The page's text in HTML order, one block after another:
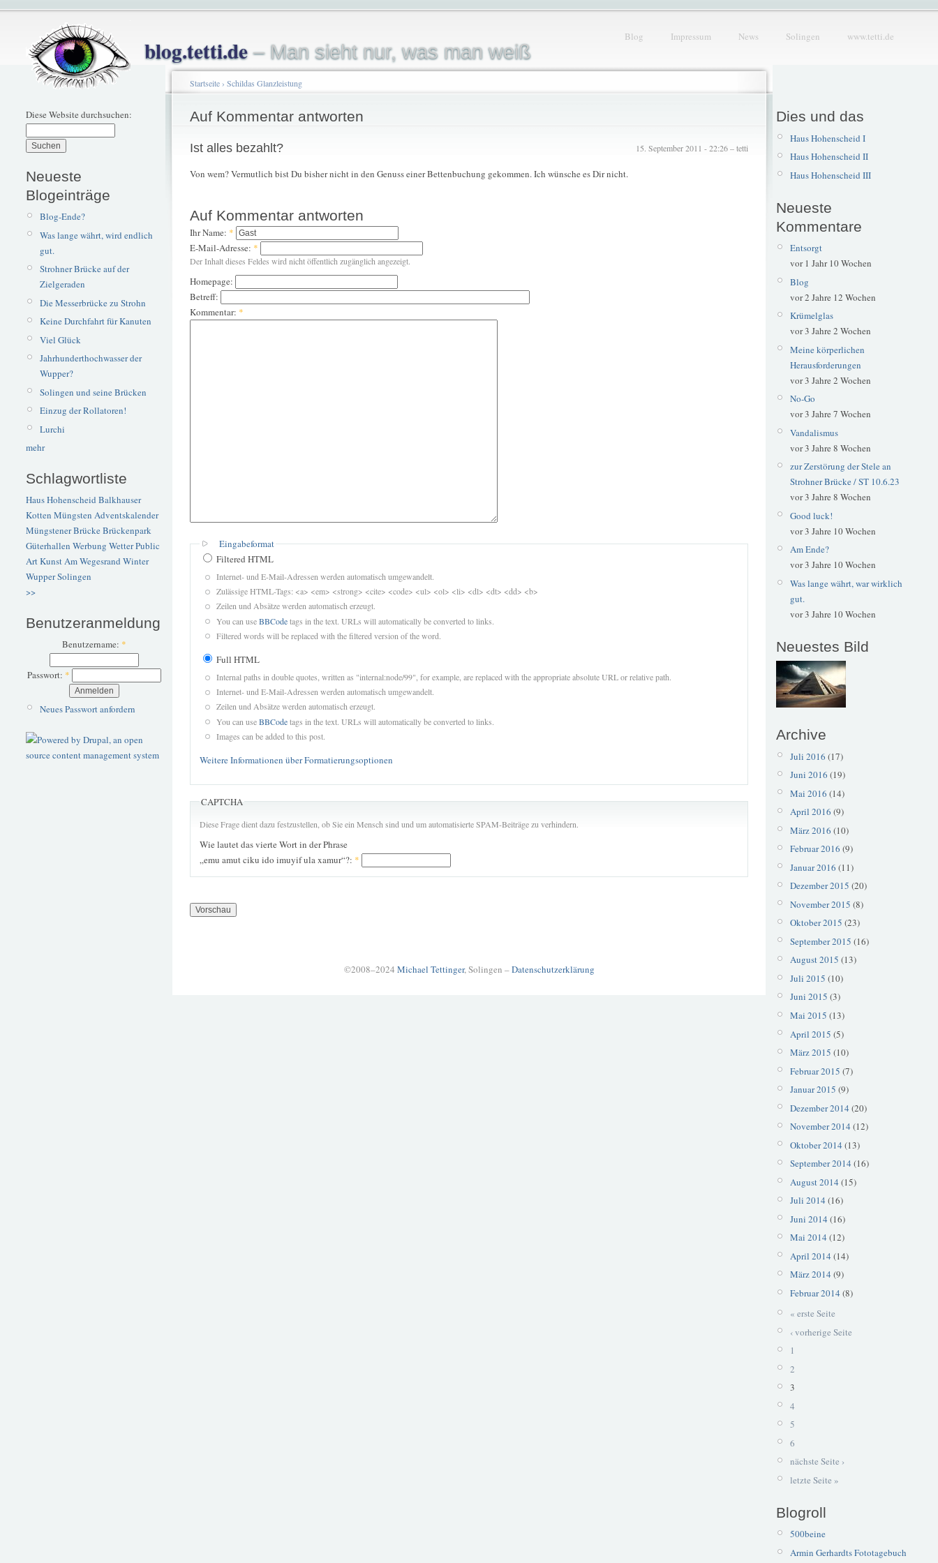
blog.tetti.de– Man sieht nur, was man weiß
Blog Impressum News Solingen www.tetti.de
Diese Website durchsuchen:
Neueste
Blogeinträge
Blog-Ende?
Was lange währt, wird endlich
gut.
Strohner Brücke auf der
Zielgeraden
Die Messerbrücke zu Strohn
Keine Durchfahrt für Kanuten
Viel Glück
Jahrhunderthochwasser der
Wupper?
Solingen und seine Brücken
Einzug der Rollatoren!
Lurchi
mehr
Schlagwortliste
Haus Hohenscheid Balkhauser
Kotten Müngsten Adventskalender
Müngstener BrückeBrückenpark
Güterhallen Werbung WetterPublic
ArtKunstAm Wegesrand Winter
WupperSolingen
>>
Benutzeranmeldung
Benutzername: *
Passwort: *
Neues Passwort anfordern
Startseite› Schildas Glanzleistung
Auf Kommentar antworten
15. September 2011 - 22:26 – tetti
Ist alles bezahlt?
Von wem? Vermutlich bist Du bisher nicht in den Genuss einer Bettenbuchung gekommen. Ich wünsche es Dir nicht.
Auf Kommentar antworten
Ihr Name: *
E-Mail-Adresse: *
Der Inhalt dieses Feldes wird nicht öffentlich zugänglich angezeigt.
Homepage:
Betreff:
Kommentar: *
Eingabeformat
Filtered HTML
Internet- und E-Mail-Adressen werden automatisch umgewandelt.
Zulässige HTML-Tags: <a> <em> <strong> <cite> <code> <ul> <ol> <li> <dl> <dt> <dd> <b>
Zeilen und Absätze werden automatisch erzeugt.
You can useBBCodetags in the text. URLs will automatically be converted to links.
Filtered words will be replaced with the filtered version of the word.
Full HTML
Internal paths in double quotes, written as "internal:node/99", for example, are replaced with the appropriate absolute URL or relative path.
Internet- und E-Mail-Adressen werden automatisch umgewandelt.
Zeilen und Absätze werden automatisch erzeugt.
You can useBBCodetags in the text. URLs will automatically be converted to links.
Images can be added to this post.
Weitere Informationen über Formatierungsoptionen
CAPTCHA
Diese Frage dient dazu festzustellen, ob Sie ein Mensch sind und um automatisierte SPAM-Beiträge zu verhindern.
Wie lautet das vierte Wort in der Phrase
„emu amut ciku ido imuyif ula xamur“?: *
©2008–2024 Michael Tettinger, Solingen –Datenschutzerklärung
Dies und das
Haus Hohenscheid I
Haus Hohenscheid II
Haus Hohenscheid III
Neueste
Kommentare
Entsorgt
vor 1 Jahr 10 Wochen
Blog
vor 2 Jahre 12 Wochen
Krümelglas
vor 3 Jahre 2 Wochen
Meine körperlichen
Herausforderungen
vor 3 Jahre 2 Wochen
No-Go
vor 3 Jahre 7 Wochen
Vandalismus
vor 3 Jahre 8 Wochen
zur Zerstörung der Stele an
Strohner Brücke / ST 10.6.23
vor 3 Jahre 8 Wochen
Good luck!
vor 3 Jahre 10 Wochen
Am Ende?
vor 3 Jahre 10 Wochen
Was lange währt, war wirklich
gut.
vor 3 Jahre 10 Wochen
Neuestes Bild
Archive
Juli 2016 (17)
Juni 2016 (19)
Mai 2016 (14)
April 2016 (9)
März 2016 (10)
Februar 2016 (9)
Januar 2016 (11)
Dezember 2015 (20)
November 2015 (8)
Oktober 2015 (23)
September 2015 (16)
August 2015 (13)
Juli 2015 (10)
Juni 2015 (3)
Mai 2015 (13)
April 2015 (5)
März 2015 (10)
Februar 2015 (7)
Januar 2015 (9)
Dezember 2014 (20)
November 2014 (12)
Oktober 2014 (13)
September 2014 (16)
August 2014 (15)
Juli 2014 (16)
Juni 2014 (16)
Mai 2014 (12)
April 2014 (14)
März 2014 (9)
Februar 2014 (8)
« erste Seite
‹ vorherige Seite
1
2
3
4
5
6
nächste Seite ›
letzte Seite »
Blogroll
500beine
Armin Gerhardts Fototagebuch